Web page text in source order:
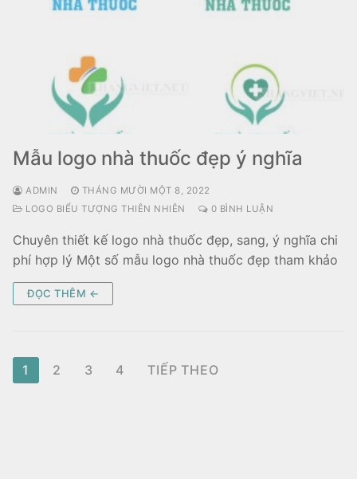
Mẫu logo nhà thuốc đẹp ý nghĩa
ADMIN
THÁNG MƯỜI MỘT 8, 2022
LOGO BIỂU TƯỢNG THIÊN NHIÊN
0 BÌNH LUẬN
Chuyên thiết kế logo nhà thuốc đẹp, sang, ý nghĩa chi
phí hợp lý Một số mẫu logo nhà thuốc đẹp tham khảo
ĐỌC THÊM ←
Điều
hướng
1 2 3 4 TIẾP THEO